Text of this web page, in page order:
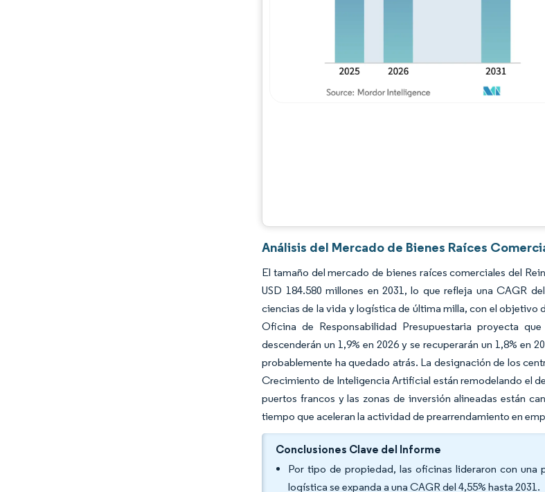
Análisis del Mercado de Bienes Raíces
El tamaño del mercado de bienes raíces comerciales del
USD 184.580 millones en 2031, lo que refleja una CAGR
ciencias de la vida y logística de última milla, con el
Oficina de Responsabilidad Presupuestaria proyecta
descenderán un 1,9% en 2026 y se recuperarán un 1,8% en
probablemente ha quedado atrás. La designación de los
Crecimiento de Inteligencia Artificial están remodelando el
puertos francos y las zonas de inversión alineadas están
tiempo que aceleran la actividad de prearrendamiento en
Conclusiones Clave del Informe
Por tipo de propiedad, las oficinas lideraron con una
logística se expanda a una CAGR del 4,55% hasta 2031.